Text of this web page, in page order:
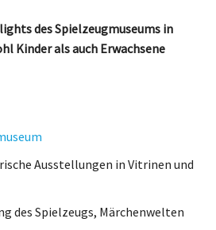
des Spielzeugmuseums in
Kinder als auch Erwachsene
Ausstellungen in Vitrinen und
des Spielzeugs, Märchenwelten